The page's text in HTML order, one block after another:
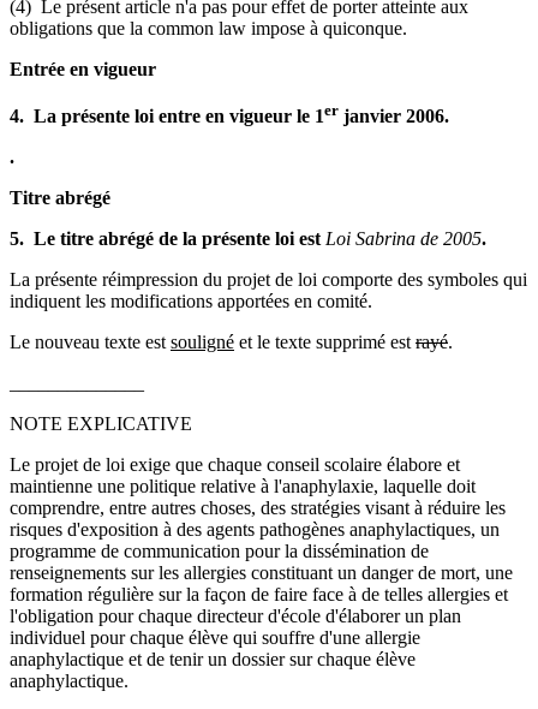
(4) Le présent article n'a pas pour effet de porter atteinte aux
obligations que la common law impose à quiconque.
Entrée en vigueur
4. La présente loi entre en vigueur le 1er janvier 2006.
.
Titre abrégé
5. Le titre abrégé de la présente loi est Loi Sabrina de 2005.
La présente réimpression du projet de loi comporte des symboles qui
indiquent les modifications apportées en comité.
Le nouveau texte est souligné et le texte supprimé est rayé.
NOTE EXPLICATIVE
Le projet de loi exige que chaque conseil scolaire élabore et
maintienne une politique relative à l'anaphylaxie, laquelle doit
comprendre, entre autres choses, des stratégies visant à réduire les
risques d'exposition à des agents pathogènes anaphylactiques, un
programme de communication pour la dissémination de
renseignements sur les allergies constituant un danger de mort, une
formation régulière sur la façon de faire face à de telles allergies et
l'obligation pour chaque directeur d'école d'élaborer un plan
individuel pour chaque élève qui souffre d'une allergie
anaphylactique et de tenir un dossier sur chaque élève
anaphylactique.